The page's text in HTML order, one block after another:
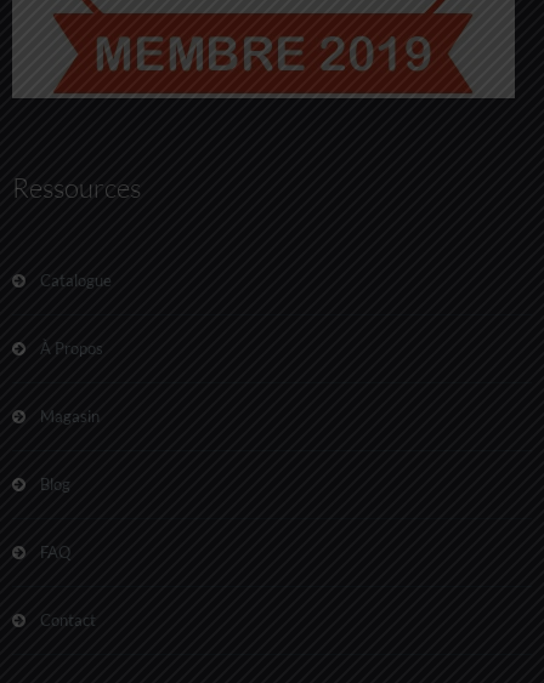
Ressources
Catalogue
À Propos
Magasin
Blog
FAQ
Contact